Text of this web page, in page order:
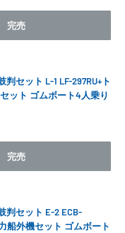
完売
セット L-1 LF-297RU+ト
ット ゴムボート4人乗り
完売
判セット E-2 ECB-
船外機セット ゴムボート